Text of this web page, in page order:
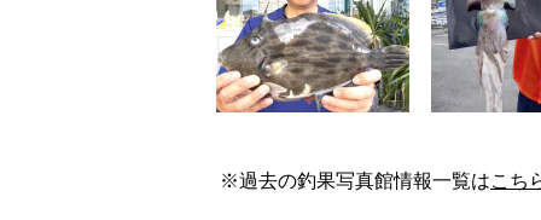
※過去の釣果写真館情報一覧はこち